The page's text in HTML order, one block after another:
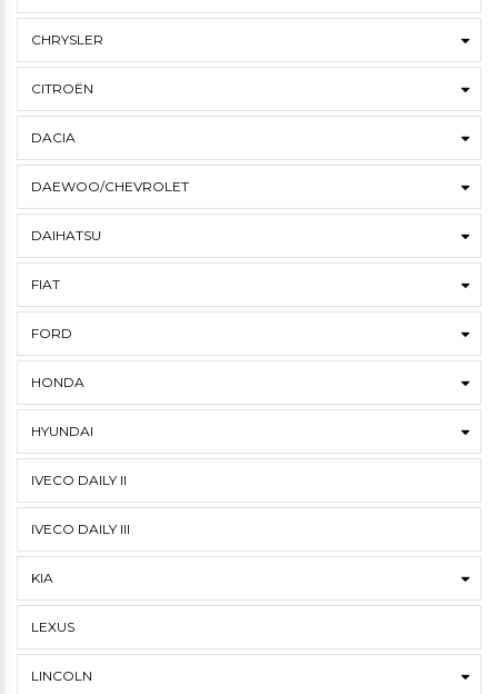
CHRYSLER
CITROËN
DACIA
DAEWOO/CHEVROLET
DAIHATSU
FIAT
FORD
HONDA
HYUNDAI
IVECO DAILY II
IVECO DAILY III
KIA
LEXUS
LINCOLN